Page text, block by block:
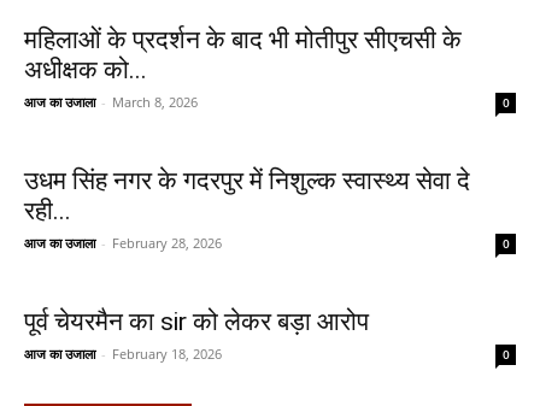
महिलाओं के प्रदर्शन के बाद भी मोतीपुर सीएचसी के
अधीक्षक को...
आज का उजाला - March 8, 2026 0
उधम सिंह नगर के गदरपुर में निशुल्क स्वास्थ्य सेवा दे
रही...
आज का उजाला - February 28, 2026 0
पूर्व चेयरमैन का sir को लेकर बड़ा आरोप
आज का उजाला - February 18, 2026 0